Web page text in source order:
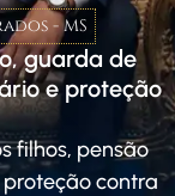
- MS
guarda de
e proteção
filhos, pensão
contra